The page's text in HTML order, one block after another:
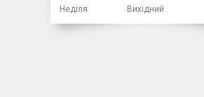
Неділя
Вихідний